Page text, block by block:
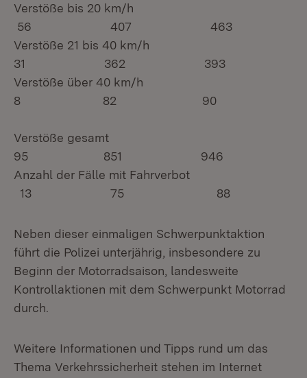
Verstöße bis 20 km/h
56 407 463
Verstöße 21 bis 40 km/h
31 362 393
Verstöße über 40 km/h
8 82 90
Verstöße gesamt
95 851 946
Anzahl der Fälle mit Fahrverbot
13 75 88
Neben dieser einmaligen Schwerpunktaktion
führt die Polizei unterjährig, insbesondere zu
Beginn der Motorradsaison, landesweite
Kontrollaktionen mit dem Schwerpunkt Motorrad
durch.
Weitere Informationen und Tipps rund um das
Thema Verkehrssicherheit stehen im Internet